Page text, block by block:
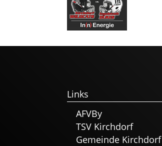
Links
AFVBy
TSV Kirchdorf
Gemeinde Kirchdorf